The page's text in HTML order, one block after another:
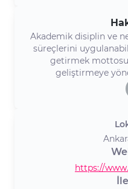
https://
Akademik disiplin ve
süreçlerini
getirmek
geliştirmeye